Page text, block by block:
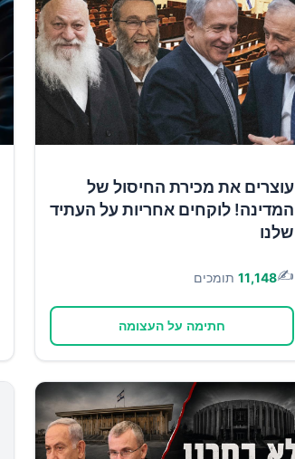
עוצרים את מכירת החיסול של
המדינה! לוקחים אחריות על העתיד
שלנו
✍️
11,148 תומכים
חתימה על העצומה